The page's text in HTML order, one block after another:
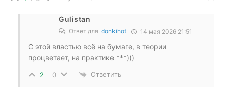
Gulistan
Ответ для donkihot 14 мая 2026 21:51
С этой властью всё на бумаге, в теории
процветает, на практике ***)))
2 0 Ответить